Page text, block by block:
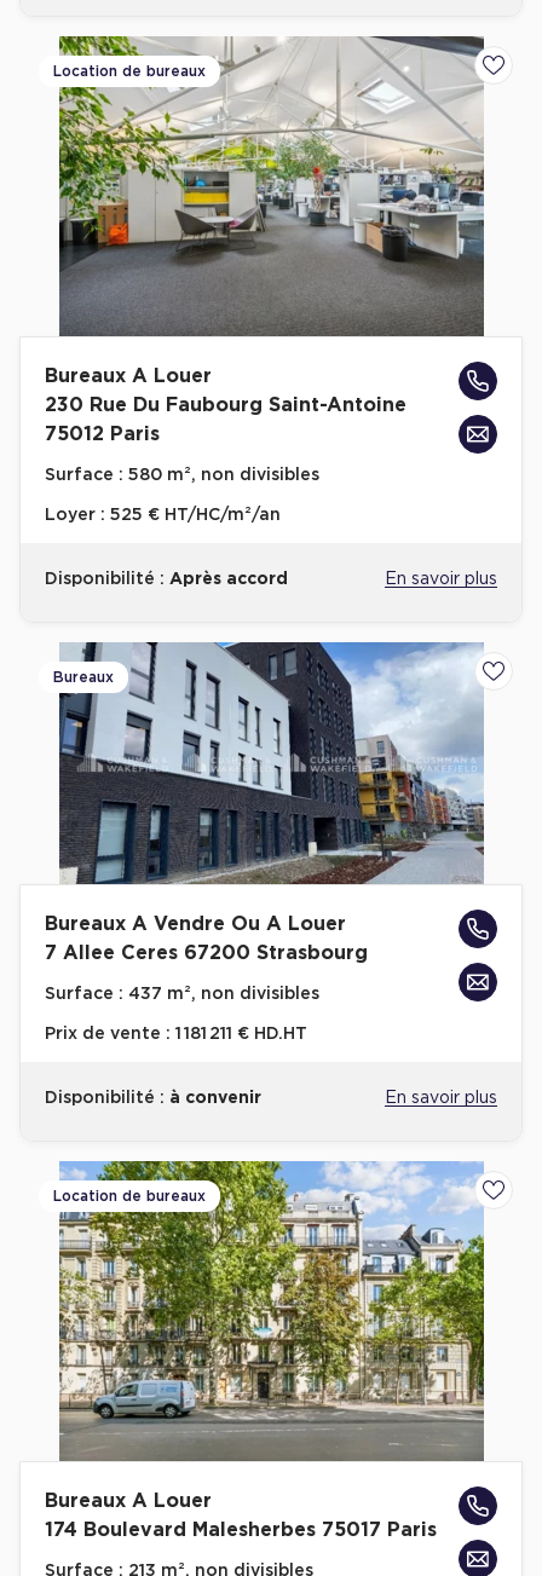
Location de bureaux
Bureaux A Louer
230 Rue Du Faubourg Saint-Antoine
75012 Paris
Surface : 580 m², non divisibles
Loyer : 525 € HT/HC/m²/an
Disponibilité : Après accord En savoir plus
Bureaux
Bureaux A Vendre Ou A Louer
7 Allee Ceres 67200 Strasbourg
Surface : 437 m², non divisibles
Prix de vente : 1 181 211 € HD.HT
Disponibilité : à convenir En savoir plus
Location de bureaux
Bureaux A Louer
174 Boulevard Malesherbes 75017 Paris
Surface : 213 m², non divisibles